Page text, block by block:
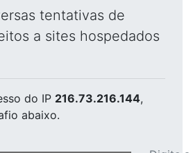
tentativas de
a sites hospedados
do IP 216.73.216.144,
abaixo.